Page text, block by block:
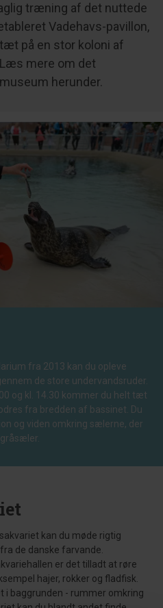
træning af det nuttede
Vadehavs-pavillon,
på en stor koloni af
mere om det
herunder.
fra 2013 kan du opleve
de store undervandsruder.
og kl. 14.30 kommer du helt tæt
fra bredden af bassinet. Du
og viden omkring sælerne, der
kan du møde rigtig
de danske farvande.
er det tilladt at røre
hajer, rokker og fladfisk.
i baggrunden - rummer omkring